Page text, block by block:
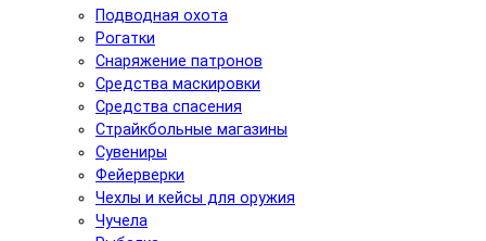
Подводная охота
Рогатки
Снаряжение патронов
Средства маскировки
Средства спасения
Страйкбольные магазины
Сувениры
Фейерверки
Чехлы и кейсы для оружия
Чучела